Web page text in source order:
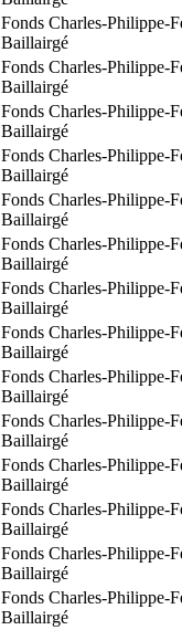
Fonds Charles-Philippe-
Baillairgé
Fonds Charles-Philippe-
Baillairgé
Fonds Charles-Philippe-
Baillairgé
Fonds Charles-Philippe-
Baillairgé
Fonds Charles-Philippe-
Baillairgé
Fonds Charles-Philippe-
Baillairgé
Fonds Charles-Philippe-
Baillairgé
Fonds Charles-Philippe-
Baillairgé
Fonds Charles-Philippe-
Baillairgé
Fonds Charles-Philippe-
Baillairgé
Fonds Charles-Philippe-
Baillairgé
Fonds Charles-Philippe-
Baillairgé
Fonds Charles-Philippe-
Baillairgé
Fonds Charles-Philippe-
Baillairgé